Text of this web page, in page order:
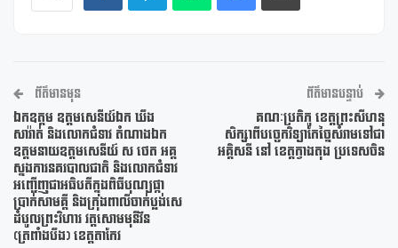
ព័ត៌មានមុន
ឯកឧត្តម ឧត្តមសេនីយ៍ឯក ឃឹង
សារ៉ាត់ និងលោកជំទាវ តំណាងឯក
ឧត្តមនាយឧត្តមសេនីយ៍ ស ថេត អគ្គ
ស្នងការនគរបាលជាតិ និងលោកជំទាវ
អញ្ជើញជាអធិបតីក្នុងពិធីបុណ្យផ្កា
ប្រាក់សាមគ្គី និងក្រុងពាលីចាក់ប្លង់សេ
ដំបូលព្រះវិហារ វត្តសោមមុនីវ័ន
(ត្រពាំងបឹង) ខេត្តតាកែវ
ព័ត៌មានបន្ទាប់
គណៈប្រតិភូ ខេត្តព្រះសីហនុ
សិក្សាពីបច្ចេកវិទ្យាកែច្នៃសំរាមទៅជា
អគ្គិសនី នៅ ខេត្តក្វាងតុង ប្រទេសចិន